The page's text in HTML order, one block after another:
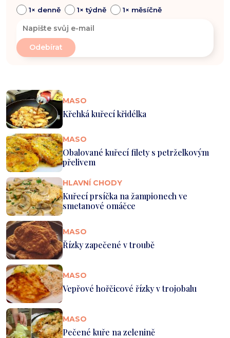
1× denně 1× týdně 1× měsíčně
MASO
Křehká kuřecí křidélka
MASO
Obalované kuřecí filety s petrželkovým
přelivem
HLAVNÍ CHODY
Kuřecí prsíčka na žampionech ve
smetanové omáčce
MASO
Řízky zapečené v troubě
MASO
Vepřové hořčicové řízky v trojobalu
MASO
Pečené kuře na zelenině